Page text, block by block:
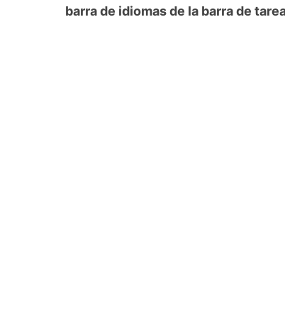
barra de idiomas de la barra de